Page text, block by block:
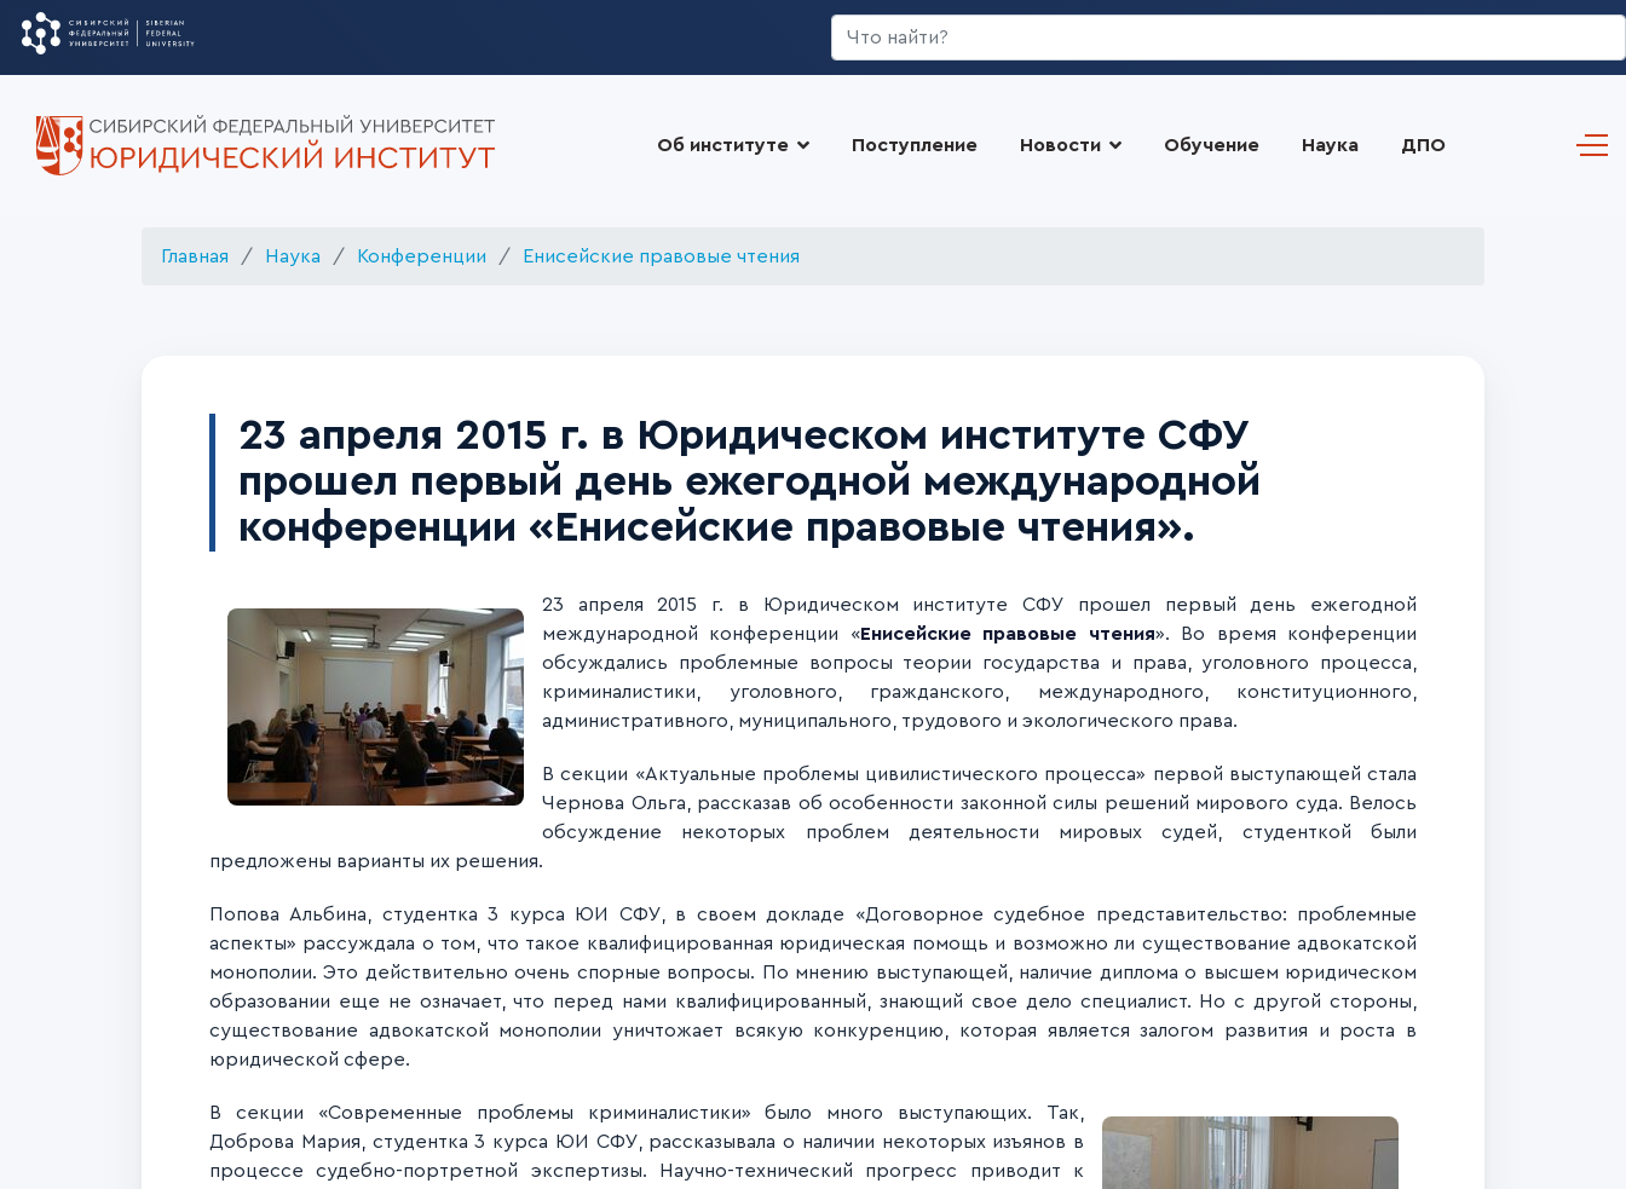
Искать...
Об институте Поступление Новости Обучение Наука ДПО
Главная Наука Конференции Енисейские правовые чтения
23 апреля 2015 г. в Юридическом институте СФУ
прошел первый день ежегодной международной
конференции «Енисейские правовые чтения».
23 апреля 2015 г. в Юридическом институте СФУ прошел первый день ежегодной
международной конференции «Енисейские правовые чтения». Во время конференции
обсуждались проблемные вопросы теории государства и права, уголовного процесса,
криминалистики, уголовного, гражданского, международного, конституционного,
административного, муниципального, трудового и экологического права.
В секции «Актуальные проблемы цивилистического процесса» первой выступающей стала
Чернова Ольга, рассказав об особенности законной силы решений мирового суда. Велось
обсуждение некоторых проблем деятельности мировых судей, студенткой были
предложены варианты их решения.
Попова Альбина, студентка 3 курса ЮИ СФУ, в своем докладе «Договорное судебное представительство: проблемные
аспекты» рассуждала о том, что такое квалифицированная юридическая помощь и возможно ли существование адвокатской
монополии. Это действительно очень спорные вопросы. По мнению выступающей, наличие диплома о высшем юридическом
образовании еще не означает, что перед нами квалифицированный, знающий свое дело специалист. Но с другой стороны,
существование адвокатской монополии уничтожает всякую конкуренцию, которая является залогом развития и роста в
юридической сфере.
В секции «Современные проблемы криминалистики» было много выступающих. Так,
Доброва Мария, студентка 3 курса ЮИ СФУ, рассказывала о наличии некоторых изъянов в
процессе судебно-портретной экспертизы. Научно-технический прогресс приводит к